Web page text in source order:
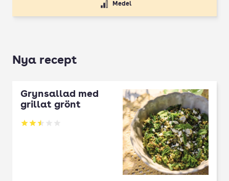
Medel
Nya recept
Grynsallad med
grillat grönt
Betyg: 2.5 av 5